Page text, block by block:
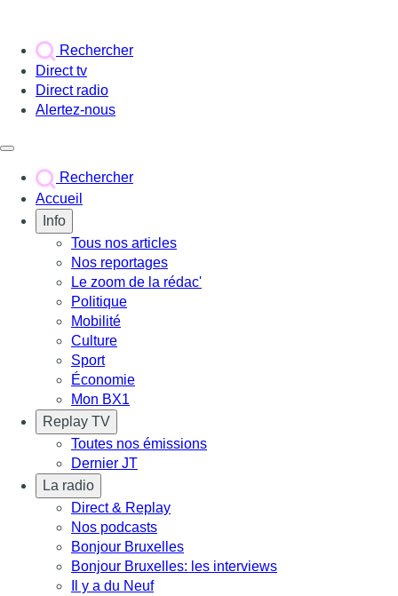
Rechercher
Direct tv
Direct radio
Alertez-nous
Rechercher
Accueil
Info
Tous nos articles
Nos reportages
Le zoom de la rédac'
Politique
Mobilité
Culture
Sport
Économie
Mon BX1
Replay TV
Toutes nos émissions
Dernier JT
La radio
Direct & Replay
Nos podcasts
Bonjour Bruxelles
Bonjour Bruxelles: les interviews
Il y a du Neuf